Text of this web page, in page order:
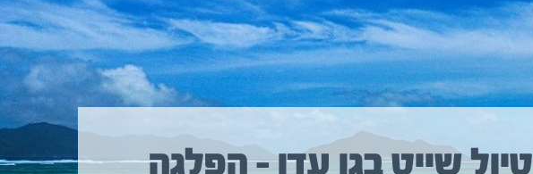
טיול שייט בגן עדן – הפלגה